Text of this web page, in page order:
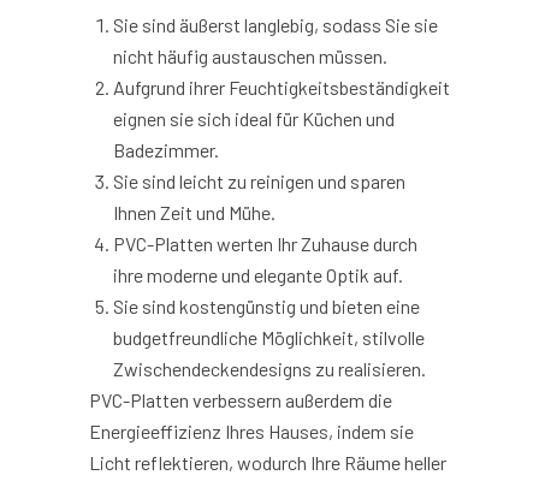
Sie sind äußerst langlebig, sodass Sie sie
nicht häufig austauschen müssen.
Aufgrund ihrer Feuchtigkeitsbeständigkeit
eignen sie sich ideal für Küchen und
Badezimmer.
Sie sind leicht zu reinigen und sparen
Ihnen Zeit und Mühe.
PVC-Platten werten Ihr Zuhause durch
ihre moderne und elegante Optik auf.
Sie sind kostengünstig und bieten eine
budgetfreundliche Möglichkeit, stilvolle
Zwischendeckendesigns zu realisieren.
PVC-Platten verbessern außerdem die
Energieeffizienz Ihres Hauses, indem sie
Licht reflektieren, wodurch Ihre Räume heller